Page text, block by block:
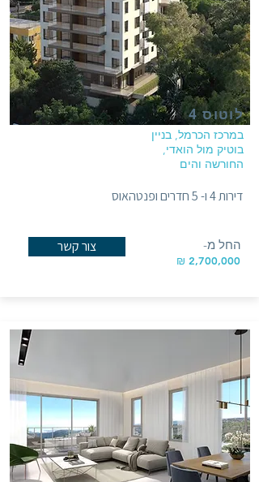
לוטוס 4
במרכז הכרמל, בניין
בוטיק מול הואדי,
החורשה והים
דירות 4 ו- 5 חדרים ופנטהאוס
צור קשר החל מ-
2,700,000 ₪